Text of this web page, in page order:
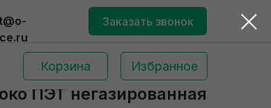
Заказать звонок
Корзина Избранное
ПЭТ негазированная